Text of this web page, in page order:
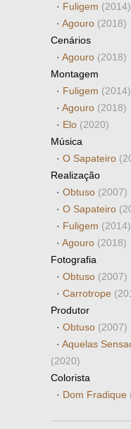
· Fuligem (2014)
· Agouro (2018)
Cenários
· Agouro (2018)
Montagem
· Fuligem (2014)
· Agouro (2018)
· Elo (2020)
Música
· O Sapateiro
Realização
· Obtuso (2007)
· O Sapateiro
· Fuligem (2014)
· Agouro (2018)
Fotografia
· Obtuso (2007)
· Carrotrope
Produtor
· Obtuso (2007)
· Aquelas
(2020)
Colorista
· Dom Fradique